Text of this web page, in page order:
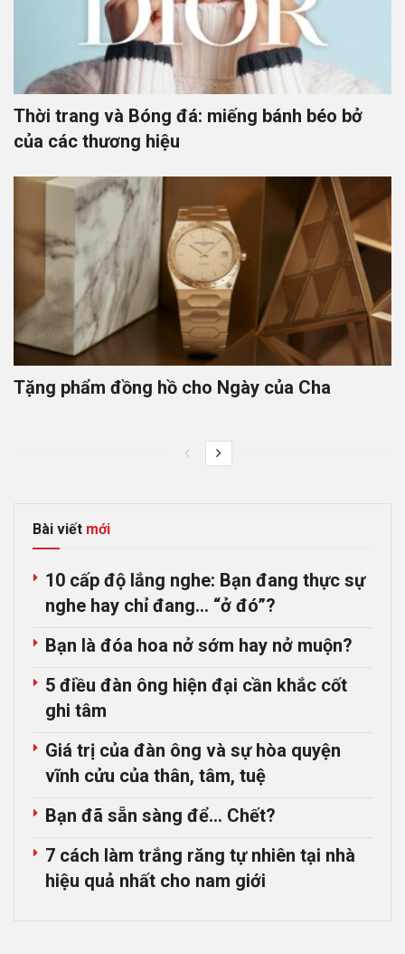
Thời trang và Bóng đá: miếng bánh béo bở
của các thương hiệu
Tặng phẩm đồng hồ cho Ngày của Cha
Bài viết mới
10 cấp độ lắng nghe: Bạn đang thực sự
nghe hay chỉ đang… “ở đó”?
Bạn là đóa hoa nở sớm hay nở muộn?
5 điều đàn ông hiện đại cần khắc cốt
ghi tâm
Giá trị của đàn ông và sự hòa quyện
vĩnh cửu của thân, tâm, tuệ
Bạn đã sẵn sàng để… Chết?
7 cách làm trắng răng tự nhiên tại nhà
hiệu quả nhất cho nam giới